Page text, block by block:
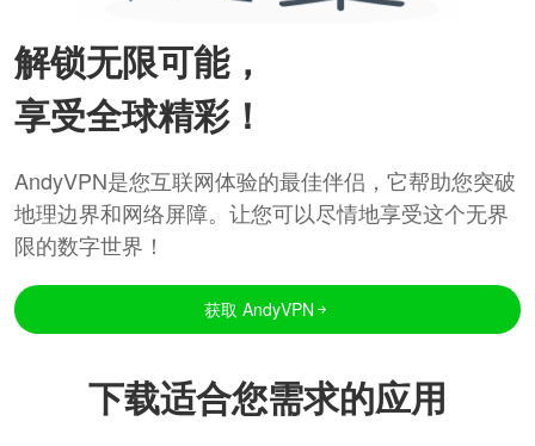
解锁无限可能，
享受全球精彩！
AndyVPN是您互联网体验的最佳伴侣，它帮助您突破
地理边界和网络屏障。让您可以尽情地享受这个无界
限的数字世界！
获取 AndyVPN
下载适合您需求的应用